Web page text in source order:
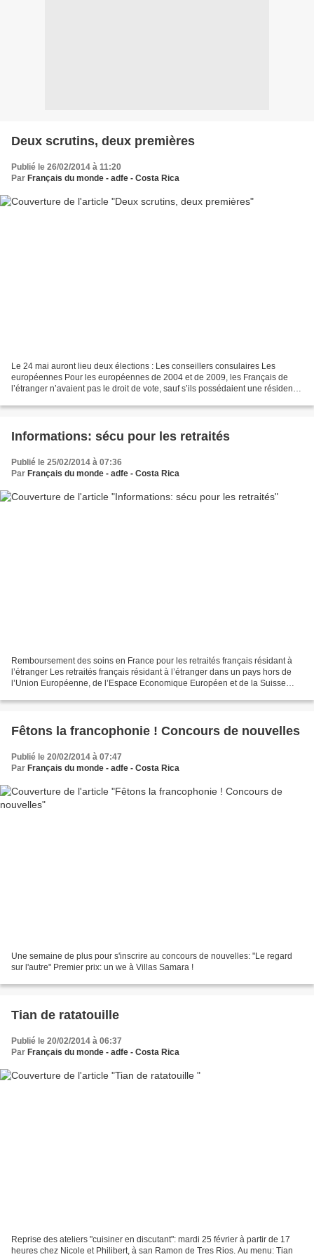
Deux scrutins, deux premières
Publié le 26/02/2014 à 11:20
Par Français du monde - adfe - Costa Rica
Le 24 mai auront lieu deux élections : Les conseillers consulaires Les
européennes Pour les européennes de 2004 et de 2009, les Français de
l’étranger n’avaient pas le droit de vote, sauf s’ils possédaient une résidence
Informations: sécu pour les retraités
Publié le 25/02/2014 à 07:36
Par Français du monde - adfe - Costa Rica
Remboursement des soins en France pour les retraités français résidant à
l’étranger Les retraités français résidant à l’étranger dans un pays hors de
l’Union Européenne, de l’Espace Economique Européen et de la Suisse
Fêtons la francophonie ! Concours de nouvelles
Publié le 20/02/2014 à 07:47
Par Français du monde - adfe - Costa Rica
Une semaine de plus pour s'inscrire au concours de nouvelles: "Le regard
sur l'autre" Premier prix: un we à Villas Samara !
Tian de ratatouille
Publié le 20/02/2014 à 06:37
Par Français du monde - adfe - Costa Rica
Reprise des ateliers "cuisiner en discutant": mardi 25 février à partir de 17
heures chez Nicole et Philibert, à san Ramon de Tres Rios. Au menu: Tian